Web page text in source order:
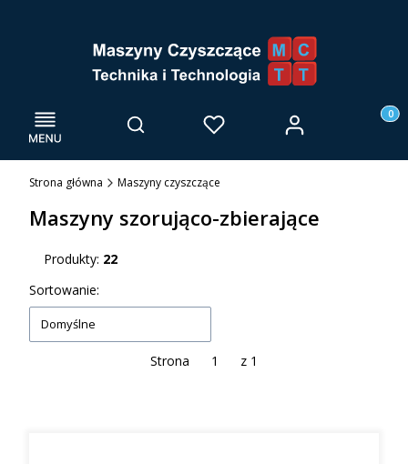
Menu Otwórz wyszukiwarkę
Szukaj Ulubione Zaloguj się
Strona główna Maszyny czyszczące
Maszyny szorująco-zbierające
Produkty: 22
Lista produktów
Sortowanie:
Domyślne
Strona z 1